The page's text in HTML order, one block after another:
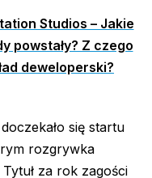
Studios – Jakie
powstały? Z czego
deweloperski?
się startu
rozgrywka
za rok zagości